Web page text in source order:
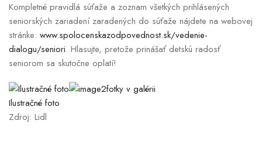
Kompletné pravidlá súťaže a zoznam všetkých prihlásených
seniorských zariadení zaradených do súťaže nájdete na webovej
stránke: www.spolocenskazodpovednost.sk/vedenie-
dialogu/seniori. Hlasujte, pretože prinášať detskú radosť
seniorom sa skutočne oplatí!
2fotky v galérii
Ilustračné foto
Zdroj: Lidl